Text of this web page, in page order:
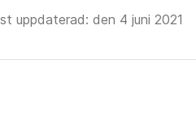
uppdaterad: den 4 juni 2021